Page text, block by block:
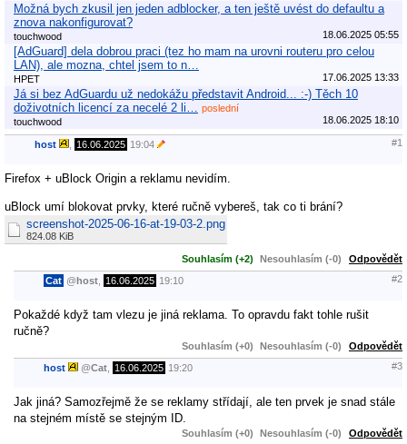
Možná bych zkusil jen jeden adblocker, a ten ještě uvést do defaultu a
znova nakonfigurovat?
touchwood 18.06.2025 05:55
[AdGuard] dela dobrou praci (tez ho mam na urovni routeru pro celou
LAN), ale mozna, chtel jsem to n…
HPET 17.06.2025 13:33
Já si bez AdGuardu už nedokážu představit Android... :-) Těch 10
doživotních licencí za necelé 2 li…
poslední
touchwood
18.06.2025 18:10
host 16.06.2025 19:04 #1
Firefox + uBlock Origin a reklamu nevidím.
uBlock umí blokovat prvky, které ručně vybereš, tak co ti brání?
screenshot-2025-06-16-at-19-03-2.png
824.08 KiB
Souhlasím (+2) Nesouhlasím (-0) Odpovědět
Cat @ host 16.06.2025 19:10 #2
Pokaždé když tam vlezu je jiná reklama. To opravdu fakt tohle rušit
ručně?
Souhlasím (+0) Nesouhlasím (-0) Odpovědět
host @Cat 16.06.2025 19:20 #3
Jak jiná? Samozřejmě že se reklamy střídají, ale ten prvek je snad stále
na stejném místě se stejným ID.
Souhlasím (+0) Nesouhlasím (-0) Odpovědět